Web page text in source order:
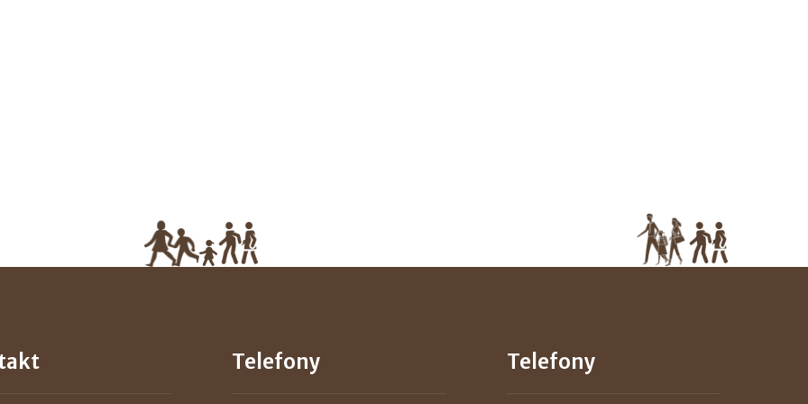
Telefony Telefony